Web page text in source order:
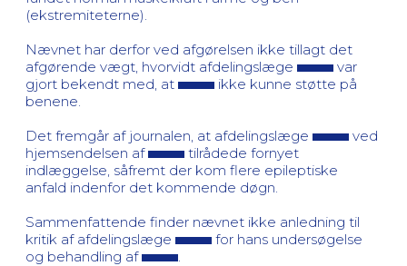
(ekstremiteterne).
Nævnet har derfor ved afgørelsen ikke tillagt det
afgørende vægt, hvorvidt afdelingslæge
var
gjort bekendt med, at
ikke kunne støtte på
benene.
Det fremgår af journalen, at afdelingslæge
ved
hjemsendelsen af
tilrådede fornyet
indlæggelse, såfremt der kom flere epileptiske
anfald indenfor det kommende døgn.
Sammenfattende finder nævnet ikke anledning til
kritik af afdelingslæge
for hans undersøgelse
og behandling af